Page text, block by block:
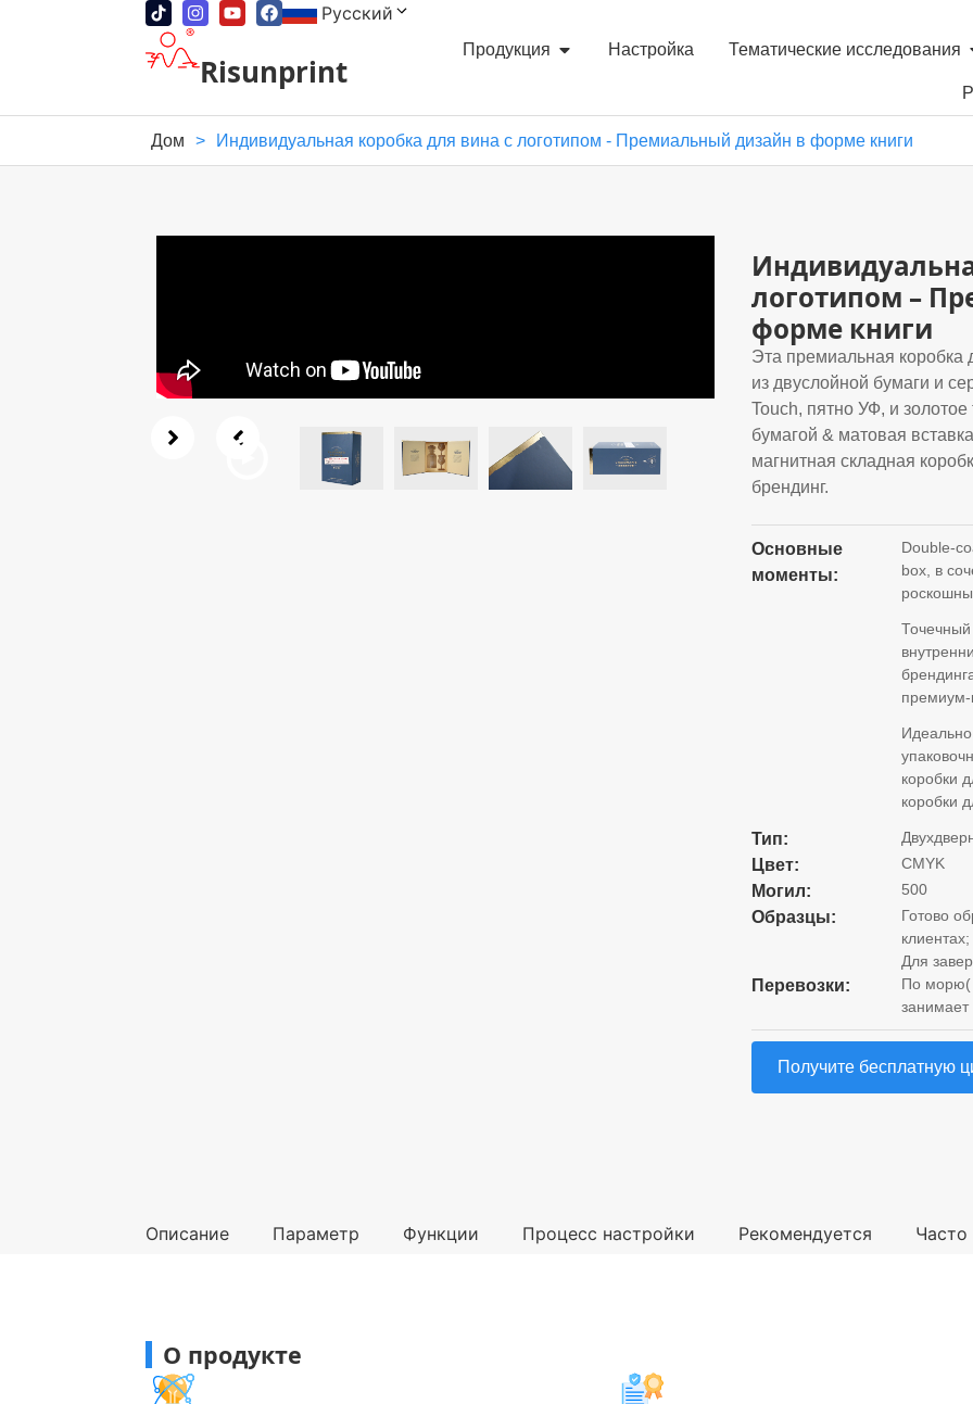
Русский
Risunprint
Продукция Настройка Тематические исследования
Дом > Индивидуальная коробка для вина с логотипом - Премиальный дизайн в форме книги
логотипом –
форме книги
Эта премиальная коробка
из двуслойной бумаги и
Touch, пятно УФ, и
бумагой & матовая
магнитная складная
брендинг.
Основные
моменты:
Double-
box , в
премиум-
коробки
коробки
Тип:
Цвет: CMYK
Могил: 500
Образцы:
Готово
Для
Перевозки:
По морю(
Получите бесплатную
Описание Параметр Функции Процесс настройки Рекомендуется
О продукте